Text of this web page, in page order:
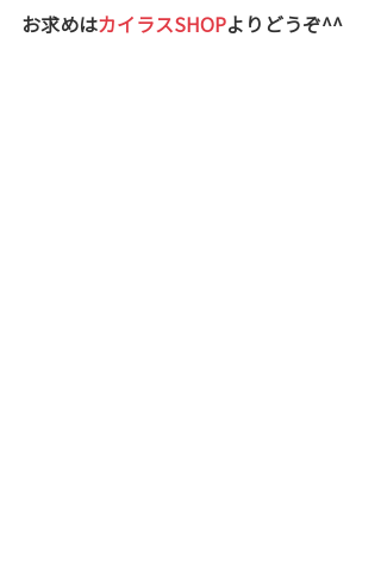
お求めはカイラスSHOPよりどうぞ^^